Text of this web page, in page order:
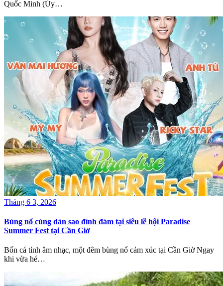
Quốc Minh (Ủy…
Tháng 6 3, 2026
Bùng nổ cùng dàn sao đình đám tại siêu lễ hội Paradise
Summer Fest tại Cần Giờ
Bốn cá tính âm nhạc, một đêm bùng nổ cảm xúc tại Cần Giờ Ngay
khi vừa hé…